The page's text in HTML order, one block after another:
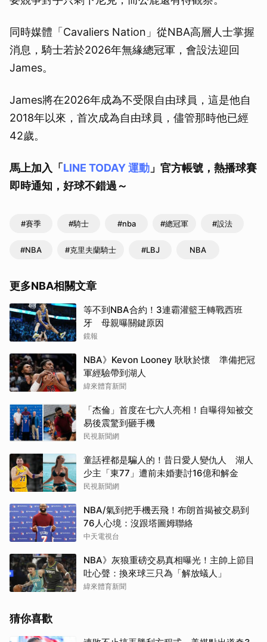
同時媒體「Cavaliers Nation」從NBA高層人士掌握
消息，騎士若於2026年無緣總冠軍，會設法迎回
James。
James將在2026年成為不受限自由球員，這是他自
2018年以來，首次成為自由球員，儘管那時他已經
42歲。
馬上加入「 LINE TODAY 運動 」官方帳號，熱播球賽
即時通知，好球不錯過～
#賽季 #騎士 #nba #總冠軍 #設法
#NBA #克里夫蘭騎士 #LBJ NBA
更多NBA相關文章
等不到NBA合約！3連霸灌籃王轉戰西班
牙 母親曝關鍵原因
鏡報
NBA》Kevon Looney 耿耿於懷 準備把冠
軍經驗帶到湖人
緯來體育新聞
「杰倫」首度在七六人亮相！自曝得知被交
易後震驚到砸手機
民視新聞網
童話裡都是騙人的！昔日愛人變仇人 湖人
少主「東77」遭前未婚妻討16億和解金
民視新聞網
NBA/氣到把手機丟飛！布朗首揭被交易到
76人心境：沒跟塔圖姆聯絡
中天電視台
NBA》灰狼重磅交易真相曝光！主帥上節目
吐心聲：換來球三只為「解放蟻人」
緯來體育新聞
猜你喜歡